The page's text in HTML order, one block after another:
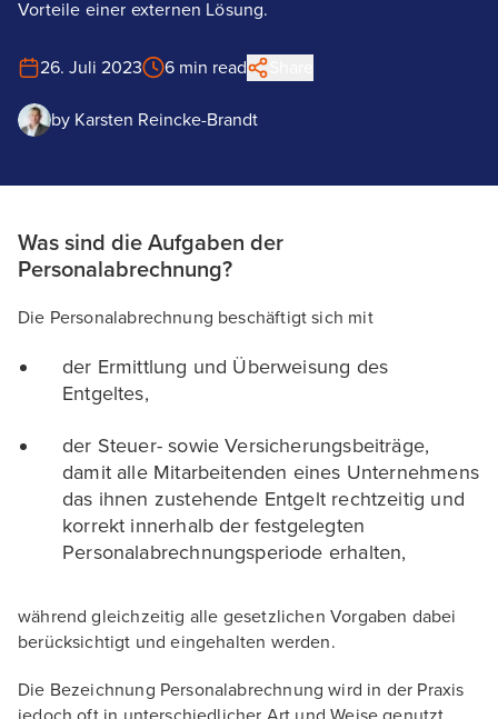
Vorteile einer externen Lösung.
26. Juli 2023 6 min read
by Karsten Reincke-Brandt
Was sind die Aufgaben der
Personalabrechnung?
Die Personalabrechnung beschäftigt sich mit
der Ermittlung und Überweisung des
Entgeltes,
der Steuer- sowie Versicherungsbeiträge,
damit alle Mitarbeitenden eines Unternehmens
das ihnen zustehende Entgelt rechtzeitig und
korrekt innerhalb der festgelegten
Personalabrechnungsperiode erhalten,
während gleichzeitig alle gesetzlichen Vorgaben dabei
berücksichtigt und eingehalten werden.
Die Bezeichnung Personalabrechnung wird in der Praxis